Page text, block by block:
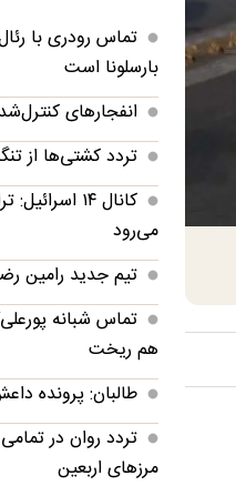
تماس رودری با
بارسلونا است
انفجارهای
تردد کشتی‌ها از
کانال ۱۴
می‌رود
تیم جدید رامین
تماس شبانه
هم ریخت
طالبان: پرونده
تردد روان در
مرزهای اربعین